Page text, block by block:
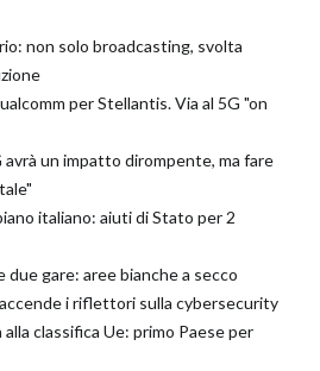
non solo broadcasting, svolta
per Stellantis. Via al 5G "on
avrà un impatto dirompente, ma fare
italiano: aiuti di Stato per 2
due gare: aree bianche a secco
accende i riflettori sulla cybersecurity
classifica Ue: primo Paese per